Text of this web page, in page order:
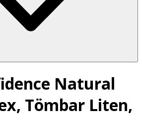
Natural
Tömbar Liten,